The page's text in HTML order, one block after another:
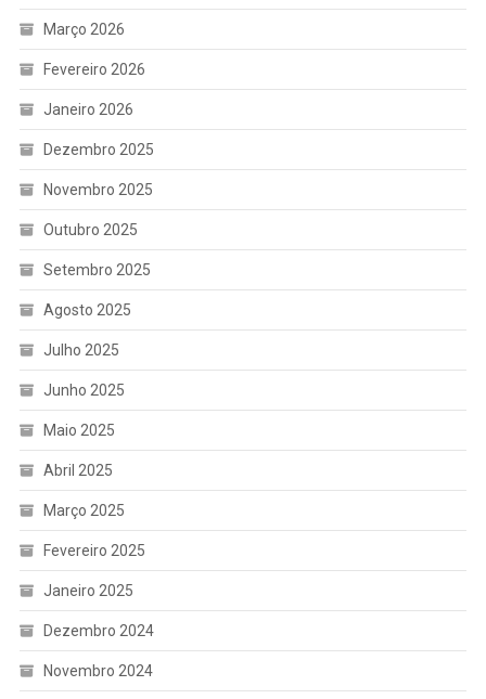
Março 2026
Fevereiro 2026
Janeiro 2026
Dezembro 2025
Novembro 2025
Outubro 2025
Setembro 2025
Agosto 2025
Julho 2025
Junho 2025
Maio 2025
Abril 2025
Março 2025
Fevereiro 2025
Janeiro 2025
Dezembro 2024
Novembro 2024